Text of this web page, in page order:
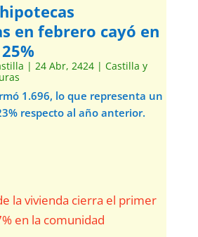
en febrero cayó en
| 24 Abr, 2424| Castilla y
1.696, lo que representa un
respecto al año anterior.